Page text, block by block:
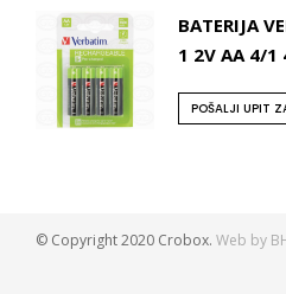
BATERIJA
1 2V AA 4/1
POŠALJI UPIT
© Copyright 2020 Crobox. Web by